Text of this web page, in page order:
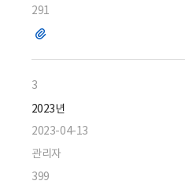
291
파
3
2023년
2023-04-13
관리자
399